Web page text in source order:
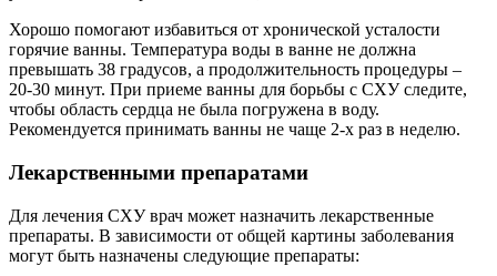
Хорошо помогают избавиться от хронической усталости
горячие ванны. Температура воды в ванне не должна
превышать 38 градусов, а продолжительность процедуры –
20-30 минут. При приеме ванны для борьбы с СХУ следите,
чтобы область сердца не была погружена в воду.
Рекомендуется принимать ванны не чаще 2-х раз в неделю.
Лекарственными препаратами
Для лечения СХУ врач может назначить лекарственные
препараты. В зависимости от общей картины заболевания
могут быть назначены следующие препараты: